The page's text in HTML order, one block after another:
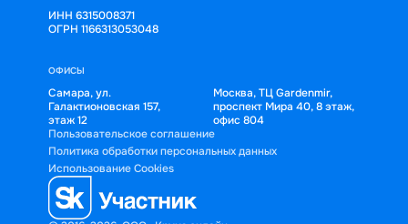
ИНН 6315008371
ОГРН 1166313053048
ОФИСЫ
Самара, ул.
Галактионовская 157,
этаж 12
Москва, ТЦ Gardenmir,
проспект Мира 40, 8 этаж,
офис 804
Пользовательское соглашение
Политика обработки персональных данных
Использование Cookies